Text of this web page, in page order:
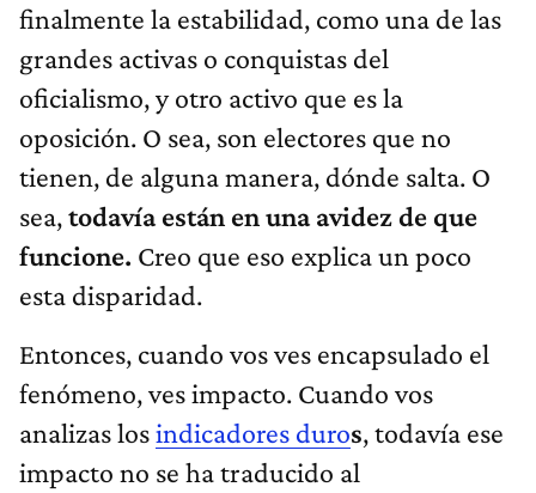
finalmente la estabilidad, como una de las
grandes activas o conquistas del
oficialismo, y otro activo que es la
oposición. O sea, son electores que no
tienen, de alguna manera, dónde salta. O
sea,todavía están en una avidez de que
funcione. Creo que eso explica un poco
esta disparidad.
Entonces, cuando vos ves encapsulado el
fenómeno, ves impacto. Cuando vos
analizas losindicadores duros, todavía ese
impacto no se ha traducido al